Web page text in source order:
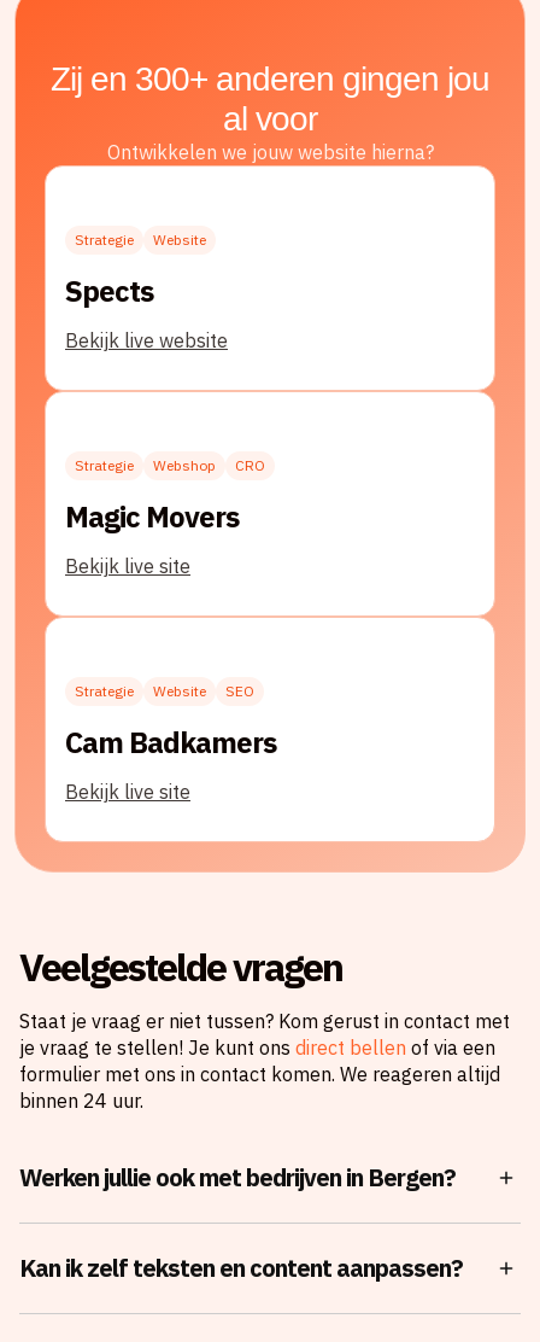
Zij en 300+ anderen gingen jou
al voor
Ontwikkelen we jouw website hierna?
Strategie Website
Spects
Bekijk live website
Strategie Webshop CRO
Magic Movers
Bekijk live site
Strategie Website SEO
Cam Badkamers
Bekijk live site
Veelgestelde vragen
Staat je vraag er niet tussen? Kom gerust in contact met
je vraag te stellen! Je kunt ons direct bellen of via een
formulier met ons in contact komen. We reageren altijd
binnen 24 uur.
Werken jullie ook met bedrijven in Bergen?
Ja, Marketing Shift helpt bedrijven in Bergen en
op en denken strategisch mee om jouw lokale en
landelijke online zichtbaarheid optimaal te
Kan ik zelf teksten en content aanpassen?
Ja! Je krijgt volledige controle. Om je te helpen,